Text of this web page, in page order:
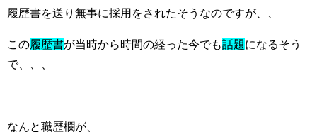
履歴書を送り無事に採用をされたそうなのですが、、
この履歴書が当時から時間の経った今でも話題になるそう
で、、、
なんと職歴欄が、